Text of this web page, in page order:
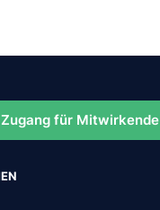
Zugang für Mitwirkende